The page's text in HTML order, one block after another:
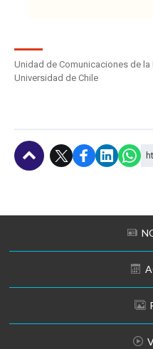
Unidad de Comunicaciones de la
Universidad de Chile